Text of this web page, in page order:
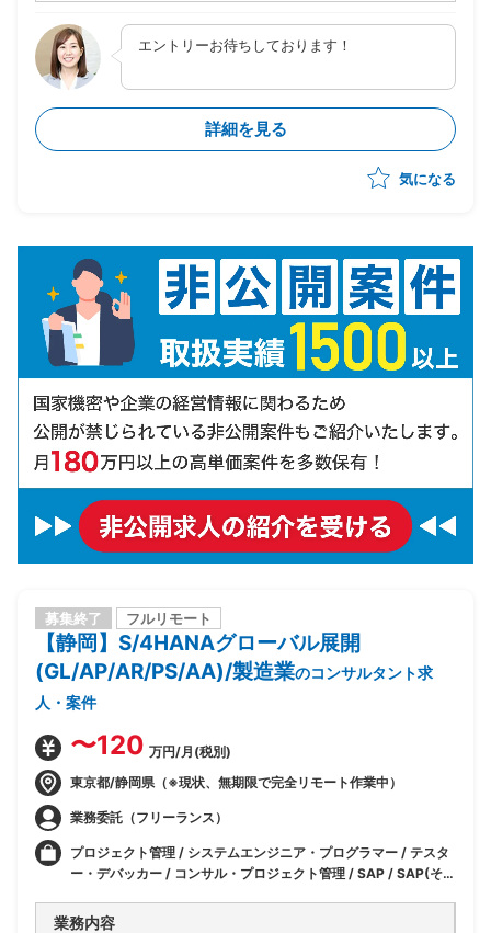
・S/4HANAグローバル展開の日本展開支援
エントリーお待ちしております！
詳細を見る
気になる
募集終了 フルリモート
【静岡】S/4HANAグローバル展開
(GL/AP/AR/PS/AA)/製造業のコンサルタント求
人・案件
〜120 万円/月(税別)
東京都/静岡県（※現状、無期限で完全リモート作業中）
業務委託（フリーランス）
プロジェクト管理 / システムエンジニア・プログラマー / テスタ
ー・デバッカー / コンサル・プロジェクト管理 / SAP / SAP(その
業務内容